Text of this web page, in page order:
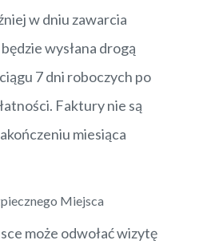
w dniu zawarcia
wysłana drogą
7 dni roboczych po
Faktury nie są
miesiąca
Miejsca
może odwołać wizytę